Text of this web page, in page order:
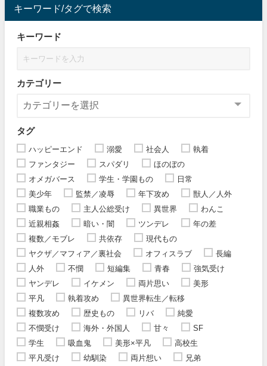
キーワード/タグで検索
キーワード
カテゴリー
タグ
ハッピーエンド 溺愛 社会人
執着
ファンタジー
スパダリ
ほのぼの
オメガバース
学生・学園もの
日常
美少年
監禁／凌辱 年下攻め
獣人／人外
職業もの
主人公総受け 異世界
わんこ
近親相姦
暗い・闇 ツンデレ
年の差
複数／モブレ
共依存
現代もの
ヤクザ／マフィア／裏社会
オフィスラブ
長編
人外
不憫 短編集 青春
強気受け
ヤンデレ
イケメン 両片思い
美形
平凡
執着攻め
異世界転生／転移
複数攻め
歴史もの リバ
純愛
不憫受け
海外・外国人 甘々
SF
学生
吸血鬼 美形×平凡
高校生
平凡受け
幼馴染 両片想い
兄弟